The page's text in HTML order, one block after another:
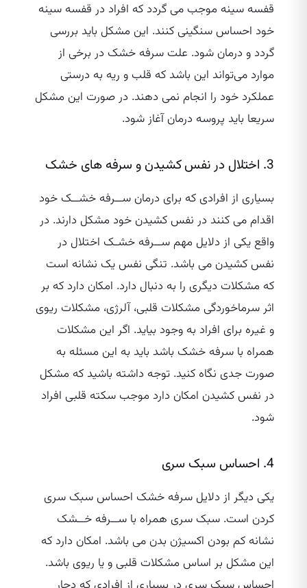
قفسه سینه موجب می گردد که افراد در قفسه سینه
خود احساس سنگینی کنند. این مشکل باید بررسی
گردد و درمان شود. علت سرفه خشک در برخی از
موارد می‌تواند این باشد که قلب و ریه به درستی
عملکرد خود را انجام نمی دهند. در صورت این مشکل
سریعا باید پروسه درمان آغاز شود.
3. اختلال در نفس کشیدن و سرفه های خشک
بسیاری از افرادی که برای درمان ســرفه خشــک خود
اقدام می کنند در نفس کشیدن خود مشکل دارند. در
واقع یکی از دلایل مهم ســرفه‌ خشـک اختلال در
نفس کشیدن می باشد. تنگی نفس یک نشانه است
که مشکلات دیگری را به دنبال دارد. امکان دارد که بر
اثر سرماخوردگی مشکلات قلبی، آلرژی، مشکلات ریوی
و غیره برای افراد به وجود بیاید. اگر این مشکلات
همراه با سرفه خشک باشد باید به این مسئله به
صورت جدی نگاه کنید. توجه داشته باشید که مشکل
در نفس کشیدن امکان دارد موجب سکته قلبی افراد
شود.
4. احساس سبک سری
یکی دیگر از دلایل سرفه خشک احساس سبک سری
کردن است. سبک سری همراه با ســرفه خــشک
نشانه کم بودن اکسیژن بدن می باشد. امکان دارد که
این مشکل بر اساس مشکلات قلبی و یا ریوی باشد.